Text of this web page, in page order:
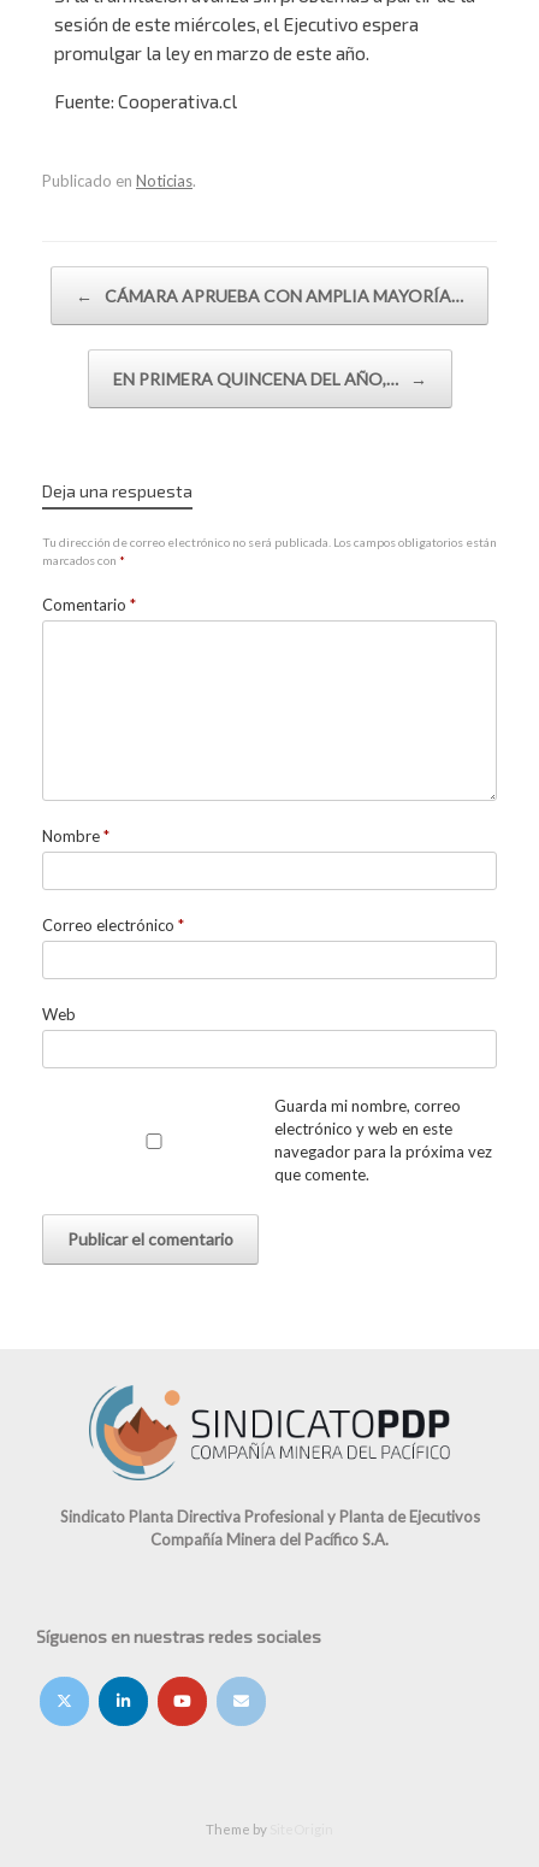
sesión de este miércoles, el Ejecutivo espera
promulgar la ley en marzo de este año.
Fuente: Cooperativa.cl
Publicado en Noticias.
← CÁMARA APRUEBA CON AMPLIA MAYORÍA…
EN PRIMERA QUINCENA DEL AÑO,… →
Deja una respuesta
Tu dirección de correo electrónico no será publicada. Los campos obligatorios están
marcados con *
Comentario *
Nombre*
Correo electrónico *
Web
Guarda mi nombre, correo
electrónico y web en este
navegador para la próxima vez
que comente.
Sindicato Planta Directiva Profesional y Planta de Ejecutivos
Compañía Minera del Pacífico S.A.
Síguenos en nuestras redes sociales
Theme by